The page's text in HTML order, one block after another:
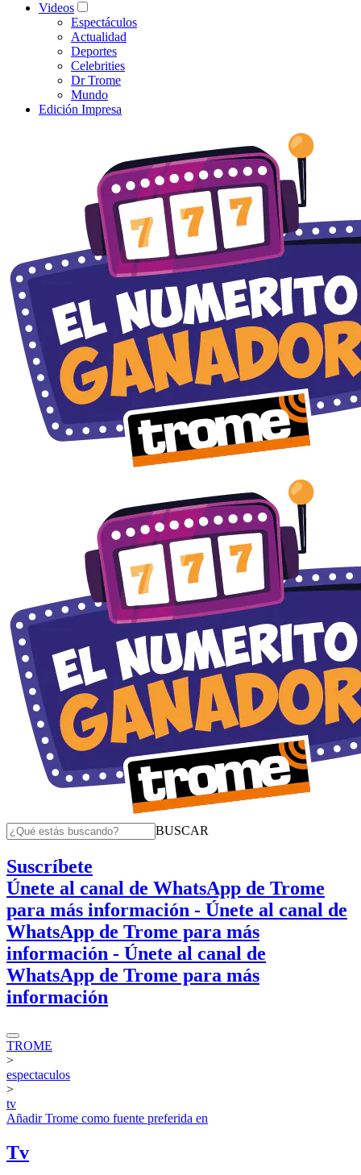
Videos
Espectáculos
Actualidad
Deportes
Celebrities
Dr Trome
Mundo
Edición Impresa
BUSCAR
Suscríbete
Únete al canal de WhatsApp de Trome
para más información - Únete al canal de
WhatsApp de Trome para más
información - Únete al canal de
WhatsApp de Trome para más
información
TROME
>
espectaculos
>
tv
AñadirTrome como fuente preferida en
Tv